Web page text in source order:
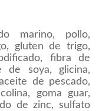
marino, pollo,
gluten de trigo,
fibra de
de soya, glicina,
de pescado,
goma guar,
de zinc, sulfato